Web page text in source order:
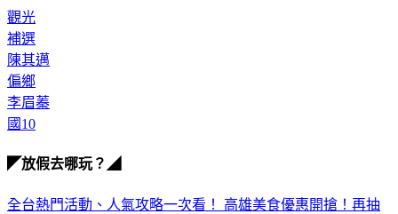
觀光
補選
陳其邁
偏鄉
李眉蓁
國10
◤放假去哪玩？◢
全台熱門活動、人氣攻略一次看！ 高雄美食優惠開搶！再抽